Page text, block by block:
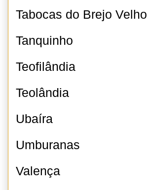
Tabocas do Brejo Velho
Tanquinho
Teofilândia
Teolândia
Ubaíra
Umburanas
Valença